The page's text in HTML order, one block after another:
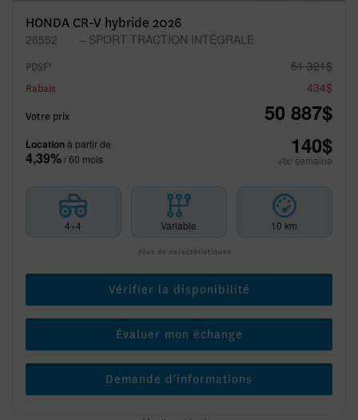
HONDA CR-V hybride 2026
26552 – SPORT TRACTION INTÉGRALE
PDSF* 51 321$
Rabais 434$
Votre prix 50 887$
Locationà partir de
4,39%/ 60 mois 140$
+tx/ semaine
4×4 Variable 10 km
Plus de caractéristiques
Vérifier la disponibilité
Évaluer mon échange
Demande d'informations